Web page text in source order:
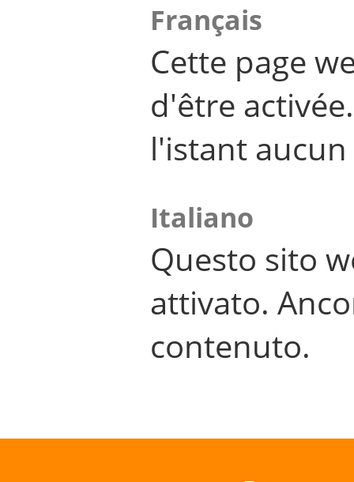
Français
Cette page
d'être
l'istant
Italiano
Questo sito
attivato.
contenuto.